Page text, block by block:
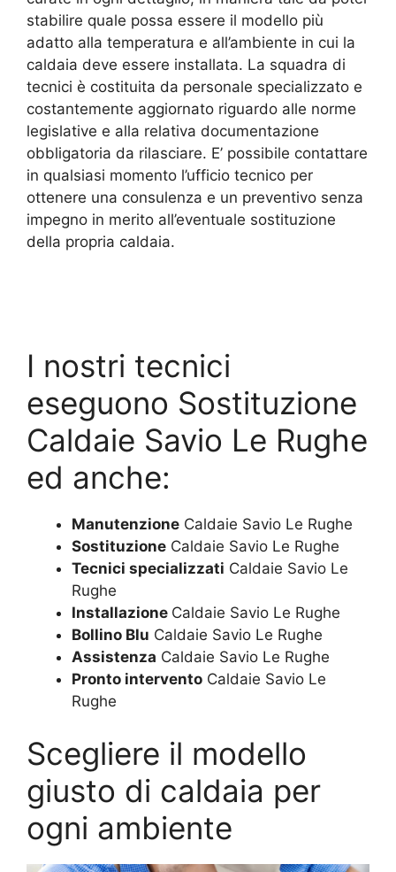
stabilire quale possa essere il modello più
adatto alla temperatura e all’ambiente in cui la
caldaia deve essere installata. La squadra di
tecnici è costituita da personale specializzato e
costantemente aggiornato riguardo alle norme
legislative e alla relativa documentazione
obbligatoria da rilasciare. E’ possibile contattare
in qualsiasi momento l’ufficio tecnico per
ottenere una consulenza e un preventivo senza
impegno in merito all’eventuale sostituzione
della propria caldaia.
I nostri tecnici
eseguono Sostituzione
Caldaie Savio Le Rughe
ed anche:
Manutenzione Caldaie Savio Le Rughe
Sostituzione Caldaie Savio Le Rughe
Tecnici specializzati Caldaie Savio Le
Rughe
Installazione Caldaie Savio Le Rughe
Bollino Blu Caldaie Savio Le Rughe
Assistenza Caldaie Savio Le Rughe
Pronto intervento Caldaie Savio Le
Rughe
Scegliere il modello
giusto di caldaia per
ogni ambiente